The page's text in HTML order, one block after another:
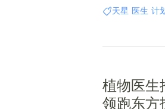
的AI生成健康
天星 医生 计
植物医生
领跑东方